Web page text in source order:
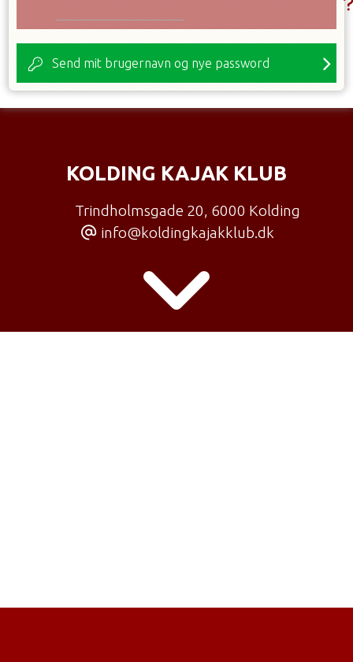
Send mit brugernavn og nye password
KOLDING KAJAK KLUB
Trindholmsgade 20, 6000 Kolding
info@koldingkajakklub.dk